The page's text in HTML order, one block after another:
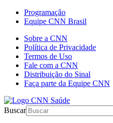
Programação
Equipe CNN Brasil
Sobre a CNN
Política de Privacidade
Termos de Uso
Fale com a CNN
Distribuição do Sinal
Faça parte da Equipe CNN
Buscar